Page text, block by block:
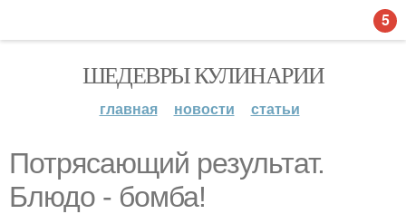
ШЕДЕВРЫ КУЛИНАРИИ
главная новости статьи
Потрясающий результат.
Блюдо - бомба!
5